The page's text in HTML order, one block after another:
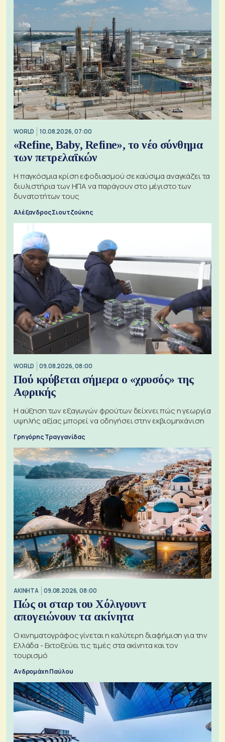
WORLD 10.08.2026, 07:00
«Refine, Baby, Refine», το νέο σύνθημα
των πετρελαϊκών
Η παγκόσμια κρίση εφοδιασμού σε καύσιμα αναγκάζει τα
διυλιστήρια των ΗΠΑ να παράγουν στο μέγιστο των
δυνατοτήτων τους
Αλέξανδρος Σιουτζούκης
WORLD 09.08.2026, 08:00
Πού κρύβεται σήμερα ο «χρυσός» της
Αφρικής
Η αύξηση των εξαγωγών φρούτων δείχνει πώς η γεωργία
υψηλής αξίας μπορεί να οδηγήσει στην εκβιομηχάνιση
Γρηγόρης Τραγγανίδας
ΑΚΙΝΗΤΑ 09.08.2026, 08:00
Πώς οι σταρ του Χόλιγουντ
απογειώνουν τα ακίνητα
Ο κινηματογράφος γίνεται η καλύτερη διαφήμιση για την
Ελλάδα - Εκτοξεύει τις τιμές στα ακίνητα και τον
τουρισμό
Ανδρομάχη Παύλου